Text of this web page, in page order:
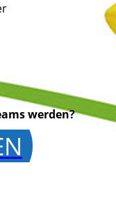
werden?